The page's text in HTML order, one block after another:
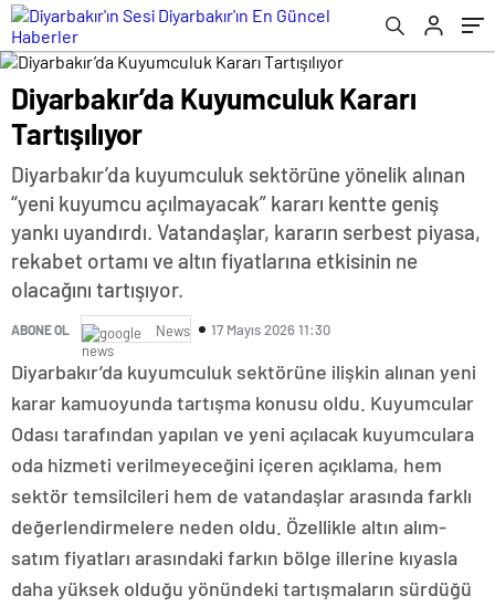
Diyarbakır’da Kuyumculuk Kararı
Tartışılıyor
Diyarbakır’da kuyumculuk sektörüne yönelik alınan
“yeni kuyumcu açılmayacak” kararı kentte geniş
yankı uyandırdı. Vatandaşlar, kararın serbest piyasa,
rekabet ortamı ve altın fiyatlarına etkisinin ne
olacağını tartışıyor.
ABONE OL News 17 Mayıs 2026 11:30
Diyarbakır’da kuyumculuk sektörüne ilişkin alınan yeni
karar kamuoyunda tartışma konusu oldu. Kuyumcular
Odası tarafından yapılan ve yeni açılacak kuyumculara
oda hizmeti verilmeyeceğini içeren açıklama, hem
sektör temsilcileri hem de vatandaşlar arasında farklı
değerlendirmelere neden oldu. Özellikle altın alım-
satım fiyatları arasındaki farkın bölge illerine kıyasla
daha yüksek olduğu yönündeki tartışmaların sürdüğü